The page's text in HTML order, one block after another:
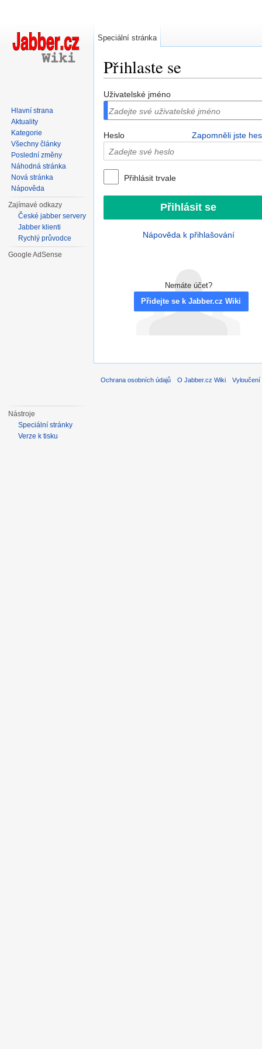
Přihlaste se
Uživatelské jméno
Heslo Zapomněli jste
Přihlásit trvale
Nápověda k přihlašování
Nemáte účet?
Přidejte se k Jabber.cz Wiki
Speciální stránka
Hlavní strana
Aktuality
Kategorie
Všechny články
Poslední změny
Náhodná stránka
Nová stránka
Nápověda
Zajímavé odkazy
České jabber servery
Jabber klienti
Rychlý průvodce
Google AdSense
Nástroje
Speciální stránky
Verze k tisku
Ochrana osobních údajů O Jabber.cz Wiki Vyloučení